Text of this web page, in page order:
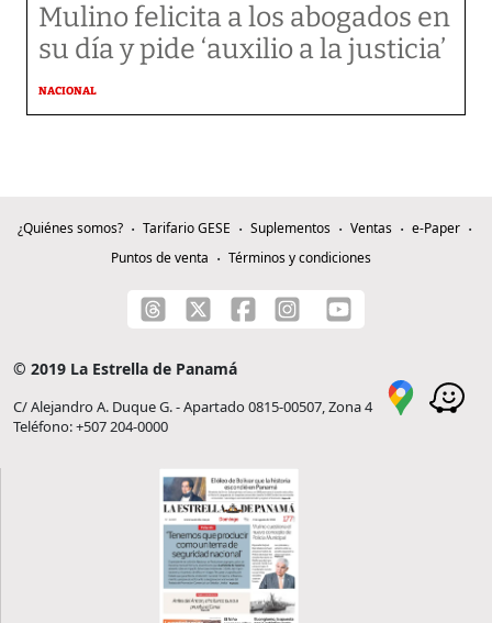
Mulino felicita a los abogados en
su día y pide ‘auxilio a la justicia’
NACIONAL
¿Quiénes somos? Tarifario GESE Suplementos Ventas
e-Paper
Puntos de venta
Términos y condiciones
© 2019 La Estrella de Panamá
C/ Alejandro A. Duque G. - Apartado 0815-00507, Zona 4
Teléfono: +507 204-0000